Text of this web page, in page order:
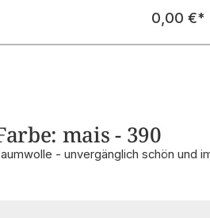
0,00 €*
mais - 390
- unvergänglich schön und